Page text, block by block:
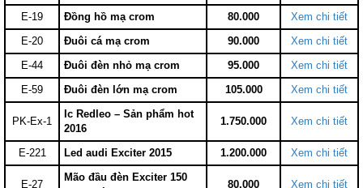
E-19 Đồng hồ mạ crom 80.000
Xem chi tiết
E-20
Đuôi cá mạ crom 90.000
Xem chi tiết
E-44
Đuôi đèn nhỏ mạ crom 95.000
Xem chi tiết
E-59
Đuôi đèn lớn mạ crom 105.000 Xem chi tiết
PK-Ex-1
Ic Redleo – Sản phẩm hot
2016
1.750.000 Xem chi tiết
E-221 Led audi Exciter 2015 1.200.000 Xem chi tiết
E-27
Mão đầu đèn Exciter 150
80.000 Xem chi tiết